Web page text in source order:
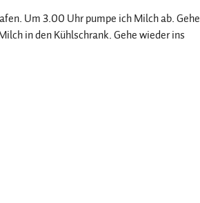
Um 3.00 Uhr pumpe ich Milch ab. Gehe
in den Kühlschrank. Gehe wieder ins